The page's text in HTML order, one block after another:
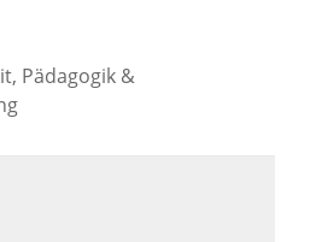
Pädagogik &